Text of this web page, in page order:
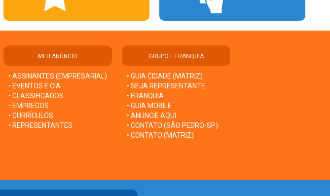
MEU ANÚNCIO
• ASSINANTES (EMPRESARIAL)
• EVENTOS E CIA
• CLASSIFICADOS
• EMPREGOS
• CURRÍCULOS
• REPRESENTANTES
GRUPO E FRANQUIA
• GUIA CIDADE (MATRIZ)
• SEJA REPRESENTANTE
• FRANQUIA
• GUIA MOBILE
• ANUNCIE AQUI
• CONTATO (SÃO PEDRO-SP)
• CONTATO (MATRIZ)